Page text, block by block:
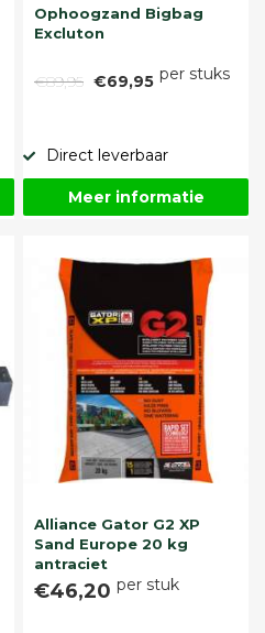
Ophoogzand Bigbag
Excluton
€89,95 €69,95 per stuks
Direct leverbaar
Meer informatie
Alliance Gator G2 XP
Sand Europe 20 kg
antraciet
€46,20 per stuk